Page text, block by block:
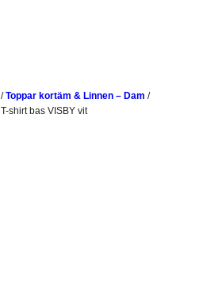
/Toppar kortäm & Linnen – Dam /
T-shirt bas VISBY vit